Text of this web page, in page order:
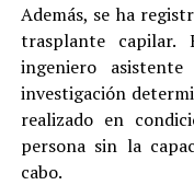
Además, se ha
trasplante
ingeniero
investigación
realizado en
persona sin la
cabo.